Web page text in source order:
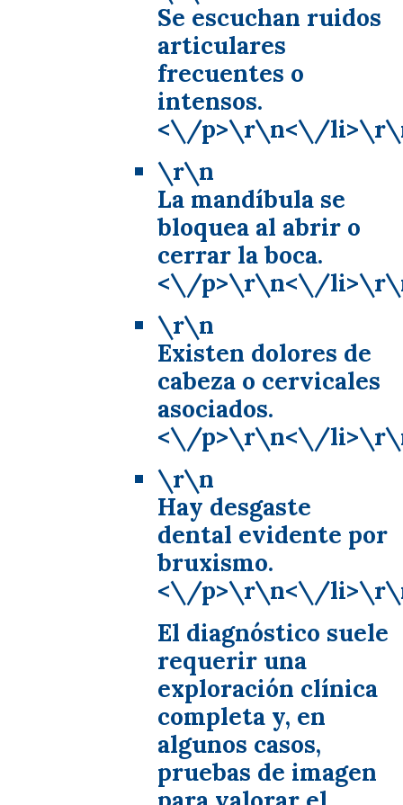
Se escuchan ruidos
articulares
frecuentes o
intensos.
<\/p>\r\n<\/
\r\n
La mandíbula se
bloquea al abrir o
cerrar la boca.
<\/p>\r\n<\/
\r\n
Existen dolores de
cabeza o cervicales
asociados.
<\/p>\r\n<\/
\r\n
Hay desgaste
dental evidente por
bruxismo.
<\/p>\r\n<\/
El diagnóstico suele
requerir una
exploración clínica
completa y, en
algunos casos,
pruebas de imagen